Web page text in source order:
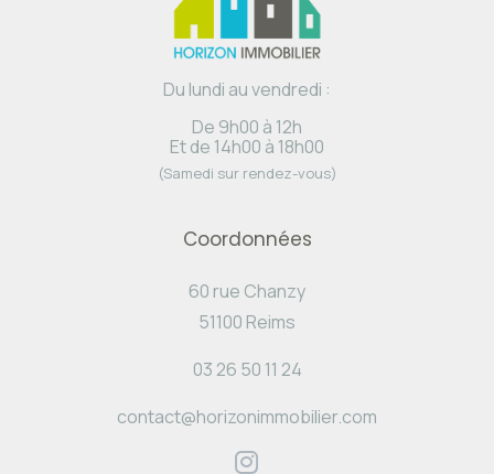
Du lundi au vendredi :
De 9h00 à 12h
Et de 14h00 à 18h00
(Samedi sur rendez-vous)
Coordonnées
60 rue Chanzy
51100 Reims
03 26 50 11 24
contact@horizonimmobilier.com